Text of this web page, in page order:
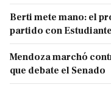
Berti mete mano: el
partido con
Mendoza marchó
que debate el Senado